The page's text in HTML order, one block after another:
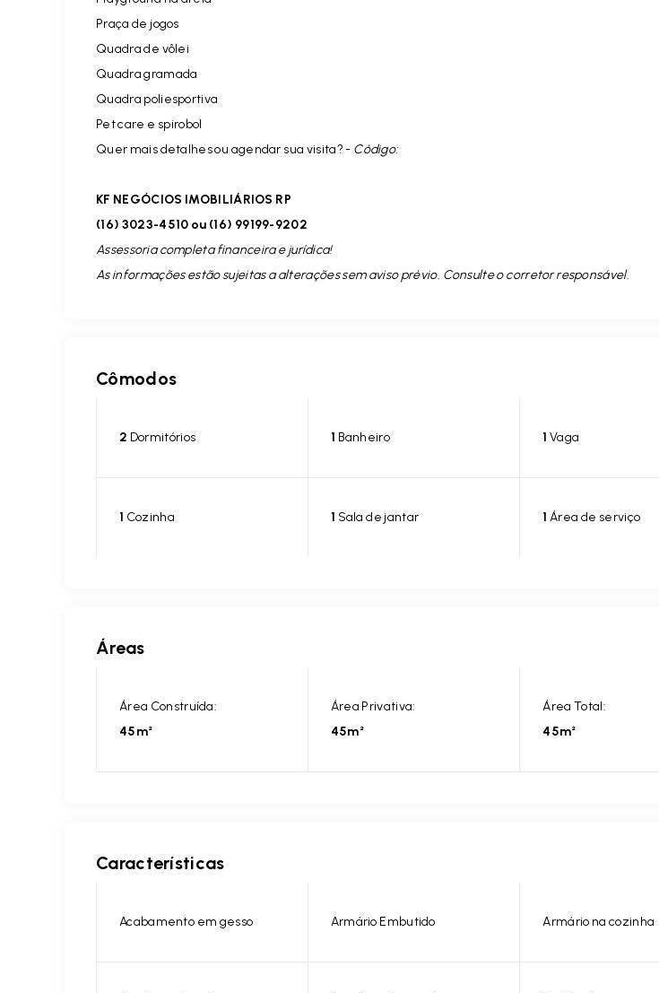
Praça de jogos
Quadra de vôlei
Quadra gramada
Quadra poliesportiva
Pet care e spirobol
Quer mais detalhes ou agendar sua visita? - Código:
KF NEGÓCIOS IMOBILIÁRIOS RP
(16) 3023-4510 ou (16) 99199-9202
Assessoria completa financeira e jurídica!
As informações estão sujeitas a alterações sem aviso prévio. Consulte o corretor responsável.
Cômodos
2 Dormitórios 1 Banheiro 1 Vaga
1 Cozinha 1 Sala de jantar 1 Área de serviço
Áreas
Área Construída:
45m²
Área Privativa:
45m²
Área Total:
45m²
Características
Acabamento em gesso Armário Embutido Armário na cozinha